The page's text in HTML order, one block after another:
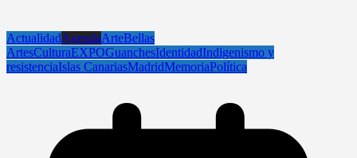
ActualidadAgendaArteBellas
ArtesCulturaEXPOGuanchesIdentidadIndigenismo y
resistenciaIslas CanariasMadridMemoriaPolítica